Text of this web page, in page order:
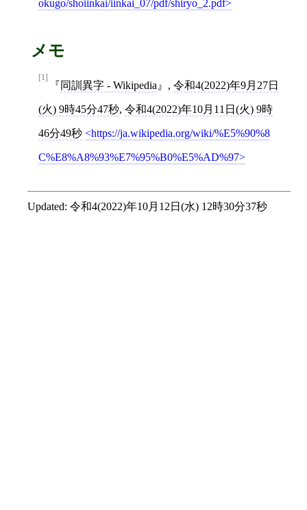
okugo/shoiinkai/iinkai_07/pdf/shiryo_2.pdf
メモ
[1]
同訓異字 - Wikipedia , 令和4(2022)年9月27日
(火) 9時45分47秒, 令和4(2022)年10月11日(火) 9時
46分49秒 https://ja.wikipedia.org/wiki/%E5%90%8
C%E8%A8%93%E7%95%B0%E5%AD%97
Updated: 令和4(2022)年10月12日(水) 12時30分37秒